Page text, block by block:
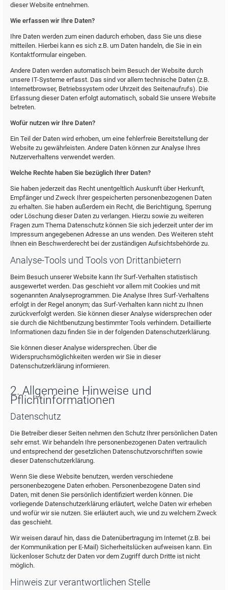
dieser Website entnehmen.
Wie erfassen wir Ihre Daten?
Ihre Daten werden zum einen dadurch erhoben, dass Sie uns diese
mitteilen. Hierbei kann es sich z.B. um Daten handeln, die Sie in ein
Kontaktformular eingeben.
Andere Daten werden automatisch beim Besuch der Website durch
unsere IT-Systeme erfasst. Das sind vor allem technische Daten (z.B.
Internetbrowser, Betriebssystem oder Uhrzeit des Seitenaufrufs). Die
Erfassung dieser Daten erfolgt automatisch, sobald Sie unsere Website
betreten.
Wofür nutzen wir Ihre Daten?
Ein Teil der Daten wird erhoben, um eine fehlerfreie Bereitstellung der
Website zu gewährleisten. Andere Daten können zur Analyse Ihres
Nutzerverhaltens verwendet werden.
Welche Rechte haben Sie bezüglich Ihrer Daten?
Sie haben jederzeit das Recht unentgeltlich Auskunft über Herkunft,
Empfänger und Zweck Ihrer gespeicherten personenbezogenen Daten
zu erhalten. Sie haben außerdem ein Recht, die Berichtigung, Sperrung
oder Löschung dieser Daten zu verlangen. Hierzu sowie zu weiteren
Fragen zum Thema Datenschutz können Sie sich jederzeit unter der im
Impressum angegebenen Adresse an uns wenden. Des Weiteren steht
Ihnen ein Beschwerderecht bei der zuständigen Aufsichtsbehörde zu.
Analyse-Tools und Tools von Drittanbietern
Beim Besuch unserer Website kann Ihr Surf-Verhalten statistisch
ausgewertet werden. Das geschieht vor allem mit Cookies und mit
sogenannten Analyseprogrammen. Die Analyse Ihres Surf-Verhaltens
erfolgt in der Regel anonym; das Surf-Verhalten kann nicht zu Ihnen
zurückverfolgt werden. Sie können dieser Analyse widersprechen oder
sie durch die Nichtbenutzung bestimmter Tools verhindern. Detaillierte
Informationen dazu finden Sie in der folgenden Datenschutzerklärung.
Sie können dieser Analyse widersprechen. Über die
Widerspruchsmöglichkeiten werden wir Sie in dieser
Datenschutzerklärung informieren.
2. Allgemeine Hinweise und
Pflichtinformationen
Datenschutz
Die Betreiber dieser Seiten nehmen den Schutz Ihrer persönlichen Daten
sehr ernst. Wir behandeln Ihre personenbezogenen Daten vertraulich
und entsprechend der gesetzlichen Datenschutzvorschriften sowie
dieser Datenschutzerklärung.
Wenn Sie diese Website benutzen, werden verschiedene
personenbezogene Daten erhoben. Personenbezogene Daten sind
Daten, mit denen Sie persönlich identifiziert werden können. Die
vorliegende Datenschutzerklärung erläutert, welche Daten wir erheben
und wofür wir sie nutzen. Sie erläutert auch, wie und zu welchem Zweck
das geschieht.
Wir weisen darauf hin, dass die Datenübertragung im Internet (z.B. bei
der Kommunikation per E-Mail) Sicherheitslücken aufweisen kann. Ein
lückenloser Schutz der Daten vor dem Zugriff durch Dritte ist nicht
möglich.
Hinweis zur verantwortlichen Stelle